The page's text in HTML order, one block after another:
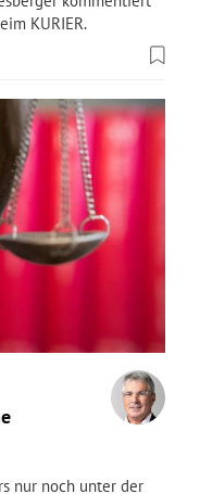
KURIER.
nur noch unter der